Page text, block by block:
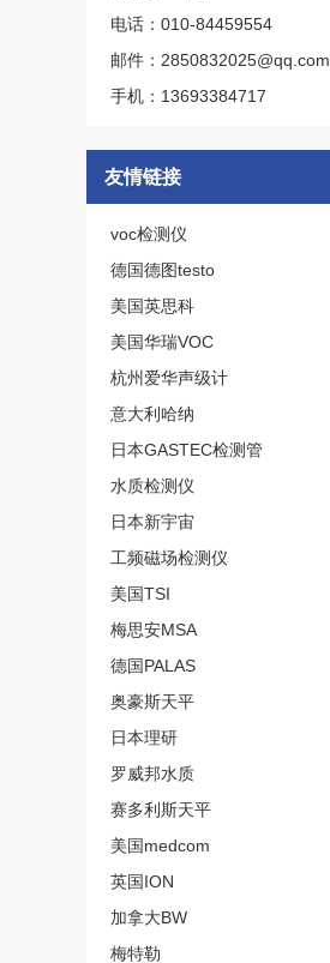
电话：010-84459554
邮件：2850832025@qq.com
手机：13693384717
友情链接
voc检测仪
德国德图testo
美国英思科
美国华瑞VOC
杭州爱华声级计
意大利哈纳
日本GASTEC检测管
水质检测仪
日本新宇宙
工频磁场检测仪
美国TSI
梅思安MSA
德国PALAS
奥豪斯天平
日本理研
罗威邦水质
赛多利斯天平
美国medcom
英国ION
加拿大BW
梅特勒